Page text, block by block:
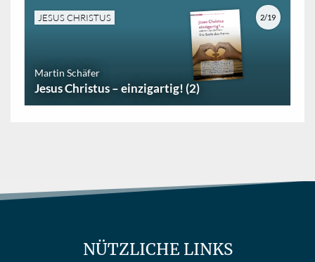
JESUS CHRISTUS
Martin Schäfer
Jesus Christus – einzigartig! (2)
2/19
NÜTZLICHE LINKS